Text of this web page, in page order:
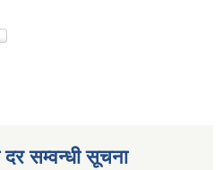
दर सम्वन्धी सूचना